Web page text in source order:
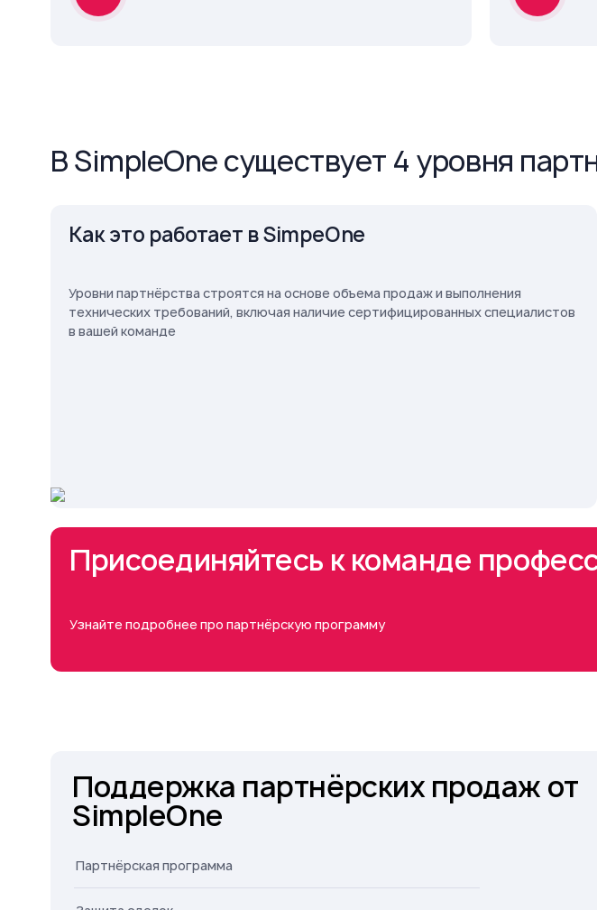
В SimpleOne существует 4 уровня
Как это работает в SimpeOne
Уровни партнёрства строятся на основе объема продаж и выполнения
технических требований, включая наличие сертифицированных специалистов
в вашей команде
Присоединяйтесь к команде
Узнайте подробнее про партнёрскую программу
Поддержка партнёрских продаж от
SimpleOne
Партнёрская программа